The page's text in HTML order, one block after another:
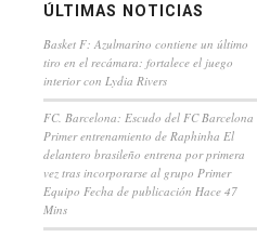
ÚLTIMAS NOTICIAS
Basket F: Azulmarino contiene un último
tiro en el recámara: fortalece el juego
interior con Lydia Rivers
FC. Barcelona: Escudo del FC Barcelona
Primer entrenamiento de Raphinha El
delantero brasileño entrena por primera
vez tras incorporarse al grupo Primer
Equipo Fecha de publicación Hace 47
Mins